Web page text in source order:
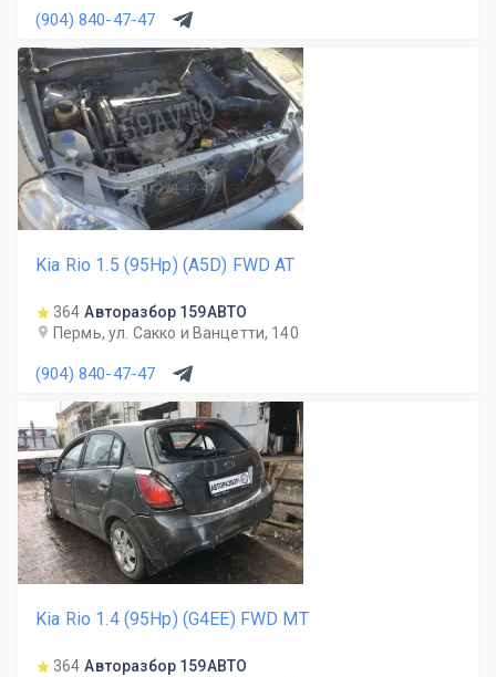
(904) 840-47-47
Kia Rio 1.5 (95Hp) (A5D) FWD AT
364 Авторазбор 159АВТО
Пермь, ул. Сакко и Ванцетти, 140
(904) 840-47-47
Kia Rio 1.4 (95Hp) (G4EE) FWD MT
364 Авторазбор 159АВТО